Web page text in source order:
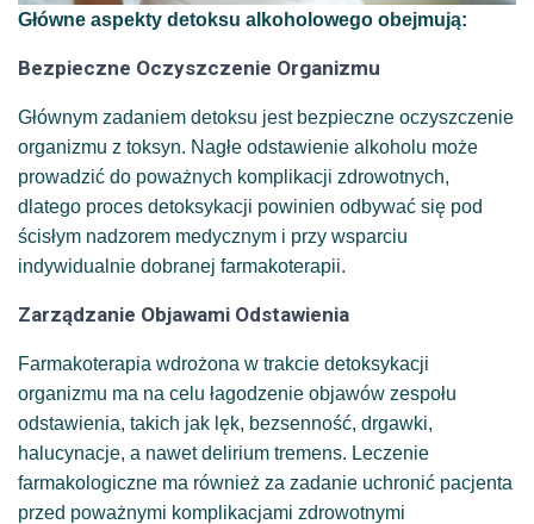
Główne aspekty detoksu alkoholowego obejmują:
Bezpieczne Oczyszczenie Organizmu
Głównym zadaniem detoksu jest bezpieczne oczyszczenie
organizmu z toksyn. Nagłe odstawienie alkoholu może
prowadzić do poważnych komplikacji zdrowotnych,
dlatego proces detoksykacji powinien odbywać się pod
ścisłym nadzorem medycznym i przy wsparciu
indywidualnie dobranej farmakoterapii.
Zarządzanie Objawami Odstawienia
Farmakoterapia wdrożona w trakcie detoksykacji
organizmu ma na celu łagodzenie objawów zespołu
odstawienia, takich jak lęk, bezsenność, drgawki,
halucynacje, a nawet delirium tremens. Leczenie
farmakologiczne ma również za zadanie uchronić pacjenta
przed poważnymi komplikacjami zdrowotnymi